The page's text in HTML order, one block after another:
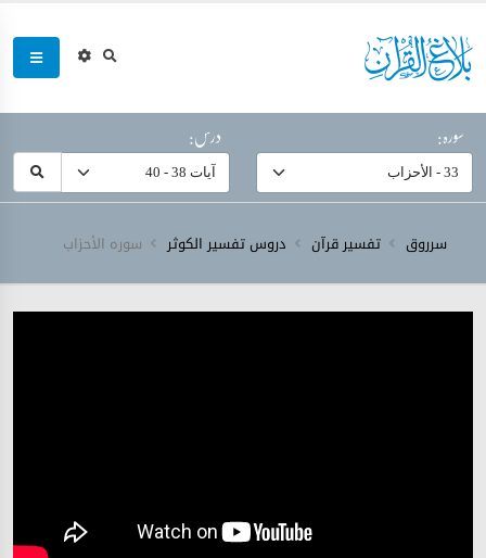
سورہ: درس:
سرروق تفسیر قرآن دروس تفسیر الکوثر سورہ ‎الأحزاب‎